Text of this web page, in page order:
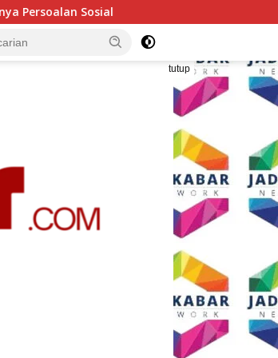
Polresta Malang Kota Gelar Makan Bersama
tutup